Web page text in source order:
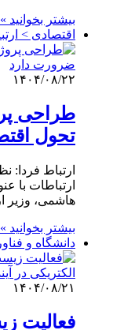
بیشتر بخوانید »
اقتصادی >
۱۴۰۴/۰۸/۲۲
طراحی
تحول
ارتباط فردا:
ارتباطات با
هاشمی، وزیر
بیشتر بخوانید »
دانشگاه و
۱۴۰۴/۰۸/۲۱
فعالیت